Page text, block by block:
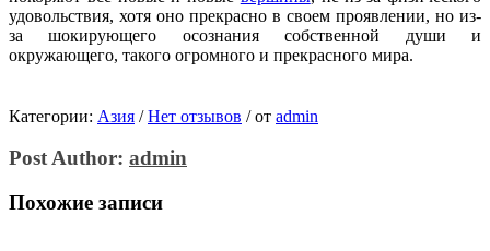
удовольствия, хотя оно прекрасно в своем проявлении, но из-
за шокирующего осознания собственной души и
окружающего, такого огромного и прекрасного мира.
Категории: Азия / Нет отзывов /от admin
Post Author: admin
Похожие записи